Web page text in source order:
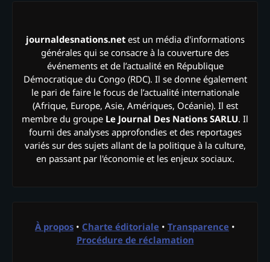
journaldesnations.netest un média d'informations
générales qui se consacre à la couverture des
événements et de l’actualité en République
Démocratique du Congo (RDC). Il se donne également
le pari de faire le focus de l’actualité internationale
(Afrique, Europe, Asie, Amériques, Océanie). Il est
membre du groupe Le Journal Des Nations SARLU. Il
fourni des analyses approfondies et des reportages
variés sur des sujets allant de la politique à la culture,
en passant par l'économie et les enjeux sociaux.
À propos • Charte éditoriale • Transparence •
Procédure de réclamation